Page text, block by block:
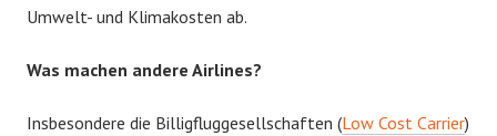
Umwelt- und Klimakosten ab.
Was machen andere Airlines?
Insbesondere die Billigfluggesellschaften (Low Cost Carrier)